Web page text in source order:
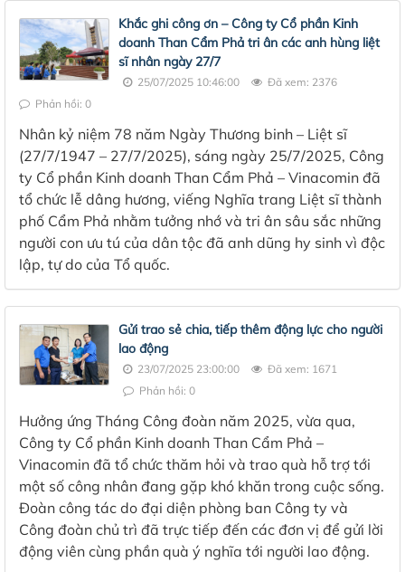
Khắc ghi công ơn – Công ty Cổ phần Kinh
doanh Than Cẩm Phả tri ân các anh hùng liệt
sĩ nhân ngày 27/7
25/07/2025 10:46:00
Đã xem: 2376
Phản hồi: 0
Nhân kỷ niệm 78 năm Ngày Thương binh – Liệt sĩ
(27/7/1947 – 27/7/2025), sáng ngày 25/7/2025, Công
ty Cổ phần Kinh doanh Than Cẩm Phả – Vinacomin đã
tổ chức lễ dâng hương, viếng Nghĩa trang Liệt sĩ thành
phố Cẩm Phả nhằm tưởng nhớ và tri ân sâu sắc những
người con ưu tú của dân tộc đã anh dũng hy sinh vì độc
lập, tự do của Tổ quốc.
Gửi trao sẻ chia, tiếp thêm động lực cho người
lao động
23/07/2025 23:00:00
Đã xem: 1671
Phản hồi: 0
Hưởng ứng Tháng Công đoàn năm 2025, vừa qua,
Công ty Cổ phần Kinh doanh Than Cẩm Phả –
Vinacomin đã tổ chức thăm hỏi và trao quà hỗ trợ tới
một số công nhân đang gặp khó khăn trong cuộc sống.
Đoàn công tác do đại diện phòng ban Công ty và
Công đoàn chủ trì đã trực tiếp đến các đơn vị để gửi lời
động viên cùng phần quà ý nghĩa tới người lao động.